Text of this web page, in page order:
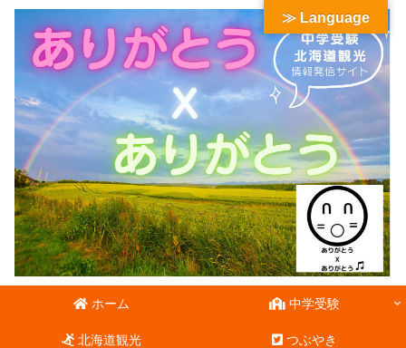
ホーム 中学受験
北海道観光 つぶやき
≫ Language